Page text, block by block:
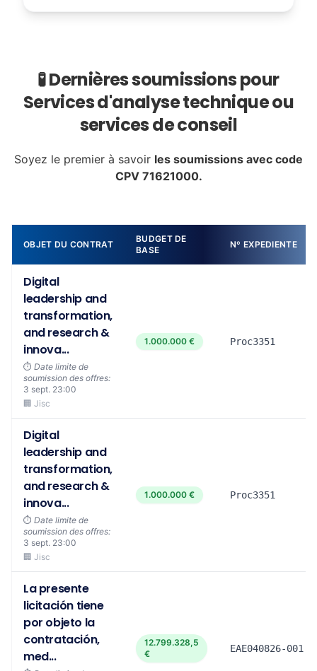
🧪 Dernières soumissions pour
Services d'analyse technique ou
services de conseil
Soyez le premier à savoir les soumissions avec code
CPV 71621000.
OBJET DU CONTRAT
BUDGET DE
BASE
Nº EXPEDIENTE
Digital
leadership and
transformation,
and research &
innova...
⏱️ Date limite de
soumission des offres:
3 sept. 23:00
🏢 Jisc
1.000.000 € Proc3351
Digital
leadership and
transformation,
and research &
innova...
⏱️ Date limite de
soumission des offres:
3 sept. 23:00
🏢 Jisc
1.000.000 € Proc3351
La presente
licitación tiene
por objeto la
contratación,
med...
12.799.328,5
€
EAE040826-001